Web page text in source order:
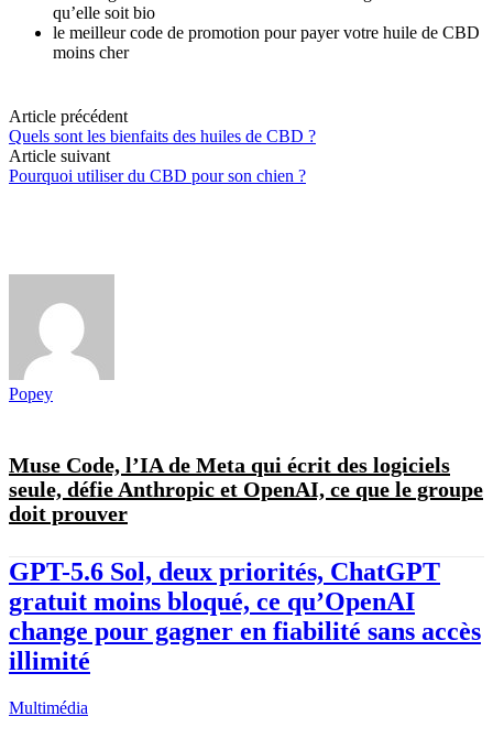
qu’elle soit bio
le meilleur code de promotion pour payer votre huile de CBD
moins cher
Article précédent
Quels sont les bienfaits des huiles de CBD ?
Article suivant
Pourquoi utiliser du CBD pour son chien ?
Popey
Muse Code, l’IA de Meta qui écrit des logiciels
seule, défie Anthropic et OpenAI, ce que le groupe
doit prouver
GPT-5.6 Sol, deux priorités, ChatGPT
gratuit moins bloqué, ce qu’OpenAI
change pour gagner en fiabilité sans accès
illimité
Multimédia